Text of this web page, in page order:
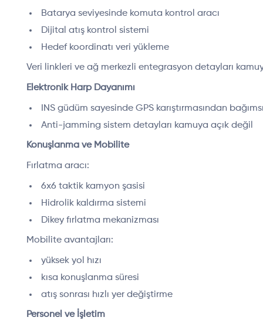
Batarya seviyesinde komuta kontrol aracı
Dijital atış kontrol sistemi
Hedef koordinatı veri yükleme
Veri linkleri ve ağ merkezli entegrasyon detayları
Elektronik Harp Dayanımı
INS güdüm sayesinde GPS karıştırmasından
Anti-jamming sistem detayları kamuya açık değil
Konuşlanma ve Mobilite
Fırlatma aracı:
6x6 taktik kamyon şasisi
Hidrolik kaldırma sistemi
Dikey fırlatma mekanizması
Mobilite avantajları:
yüksek yol hızı
kısa konuşlanma süresi
atış sonrası hızlı yer değiştirme
Personel ve İşletim